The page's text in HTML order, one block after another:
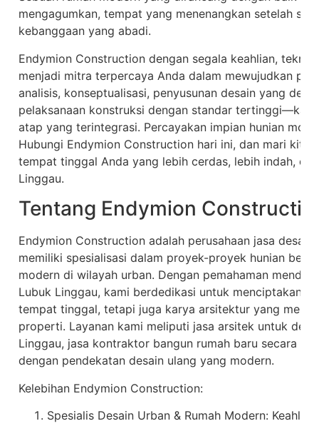
mengagumkan, tempat yang menenangkan setelah
kebanggaan yang abadi.
Endymion Construction dengan segala keahlian,
menjadi mitra terpercaya Anda dalam mewujudkan
analisis, konseptualisasi, penyusunan desain yang
pelaksanaan konstruksi dengan standar
atap yang terintegrasi. Percayakan impian hunian
Hubungi Endymion Construction hari ini, dan mari kita
tempat tinggal Anda yang lebih cerdas, lebih indah,
Linggau.
Tentang Endymion
Endymion Construction adalah perusahaan jasa
memiliki spesialisasi dalam proyek-proyek hunian
modern di wilayah urban. Dengan pemahaman
Lubuk Linggau, kami berdedikasi untuk menciptakan
tempat tinggal, tetapi juga karya arsitektur yang
properti. Layanan kami meliputi jasa arsitek untuk
Linggau, jasa kontraktor bangun rumah baru secara
dengan pendekatan desain ulang yang modern.
Kelebihan Endymion Construction:
Spesialis Desain Urban & Rumah Modern: